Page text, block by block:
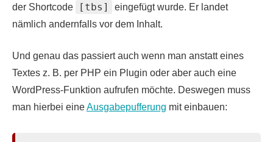
der Shortcode
[tbs]
eingefügt wurde. Er landet
nämlich andernfalls vor dem Inhalt.
Und genau das passiert auch wenn man anstatt eines
Textes z. B. per PHP ein Plugin oder aber auch eine
WordPress-Funktion aufrufen möchte. Deswegen muss
man hierbei eineAusgabepufferung mit einbauen: